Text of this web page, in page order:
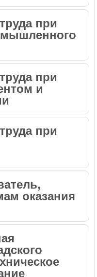
при
при
и
при
оказания